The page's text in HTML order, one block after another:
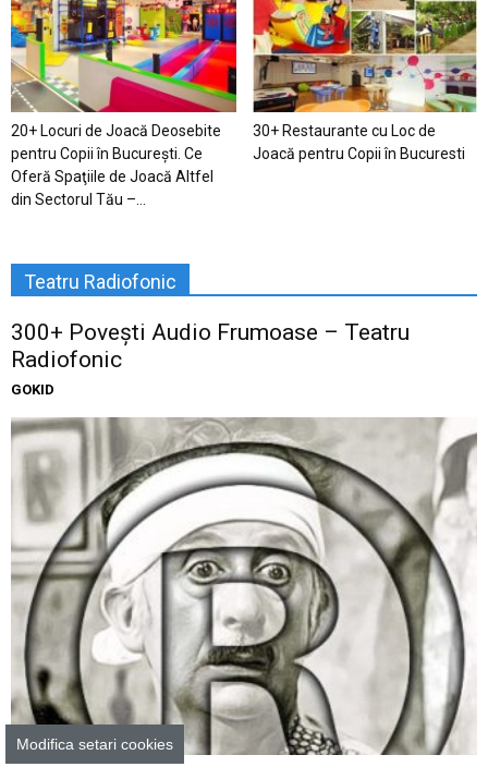
20+ Locuri de Joacă Deosebite
pentru Copii în Bucureşti. Ce
Oferă Spaţiile de Joacă Altfel
din Sectorul Tău –...
30+ Restaurante cu Loc de
Joacă pentru Copii în Bucuresti
Teatru Radiofonic
300+ Povești Audio Frumoase – Teatru
Radiofonic
GOKID
Povesti audio
Modifica setari cookies